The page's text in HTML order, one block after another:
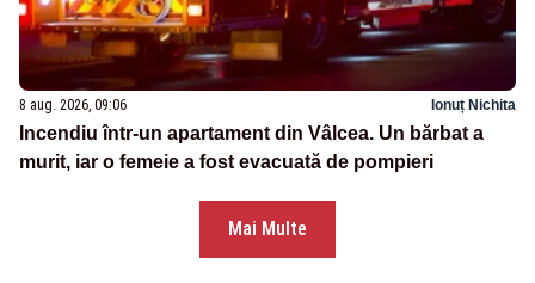
8 aug. 2026, 09:06 Ionuț Nichita
Incendiu într-un apartament din Vâlcea. Un bărbat a
murit, iar o femeie a fost evacuată de pompieri
Mai Multe